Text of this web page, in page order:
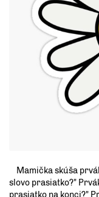
Mamička skúša
slovo prasiatko?"
prasiatko na konci?"